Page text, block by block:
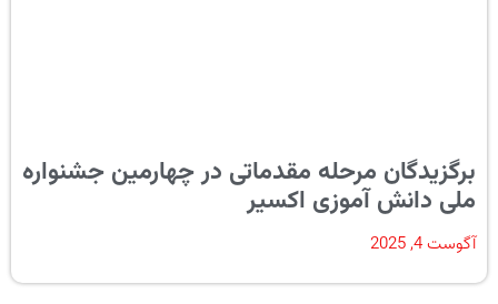
برگزیدگان مرحله مقدماتی در چهارمین جشنواره
ملی دانش آموزی اکسیر
آگوست 4, 2025